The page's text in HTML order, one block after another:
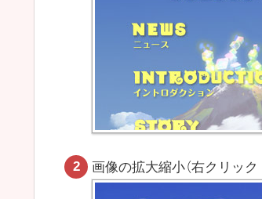
画像の拡大縮小（右クリック